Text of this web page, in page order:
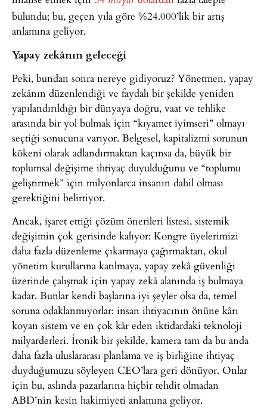
bulundu; bu, geçen yıla göre %24.000’lik bir artış
anlamına geliyor.
Yapay zekânın geleceği
Peki, bundan sonra nereye gidiyoruz? Yönetmen, yapay
zekânın düzenlendiği ve faydalı bir şekilde yeniden
yapılandırıldığı bir dünyaya doğru, vaat ve tehlike
arasında bir yol bulmak için “kıyamet iyimseri” olmayı
seçtiği sonucuna varıyor. Belgesel, kapitalizmi sorunun
kökeni olarak adlandırmaktan kaçınsa da, büyük bir
toplumsal değişime ihtiyaç duyulduğunu ve “toplumu
geliştirmek” için milyonlarca insanın dahil olması
gerektiğini belirtiyor.
Ancak, işaret ettiği çözüm önerileri listesi, sistemik
değişimin çok gerisinde kalıyor: Kongre üyelerimizi
daha fazla düzenleme çıkarmaya çağırmaktan, okul
yönetim kurullarına katılmaya, yapay zekâ güvenliği
üzerinde çalışmak için yapay zekâ alanında iş bulmaya
kadar. Bunlar kendi başlarına iyi şeyler olsa da, temel
soruna odaklanmıyorlar: insan ihtiyacının önüne kârı
koyan sistem ve en çok kâr eden iktidardaki teknoloji
milyarderleri. İronik bir şekilde, kamera tam da bu anda
daha fazla uluslararası planlama ve iş birliğine ihtiyaç
duyduğumuzu söyleyen CEO’lara geri dönüyor. Onlar
için bu, aslında pazarlarına hiçbir tehdit olmadan
ABD’nin kesin hakimiyeti anlamına geliyor.